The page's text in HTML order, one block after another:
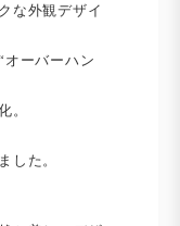
な外観デザイ
オーバーハン
。
した。